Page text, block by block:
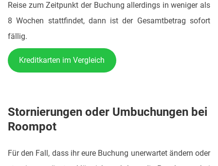
Reise zum Zeitpunkt der Buchung allerdings in weniger als
8 Wochen stattfindet, dann ist der Gesamtbetrag sofort
fällig.
Kreditkarten im Vergleich
Stornierungen oder Umbuchungen bei
Roompot
Für den Fall, dass ihr eure Buchung unerwartet ändern oder